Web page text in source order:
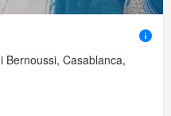
Bernoussi, Casablanca,